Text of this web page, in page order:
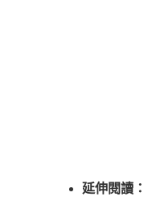
延伸閱讀：